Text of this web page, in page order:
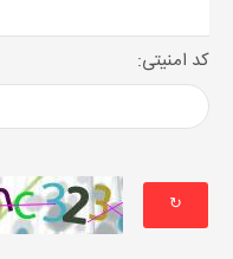
کد امنیتی:
↻